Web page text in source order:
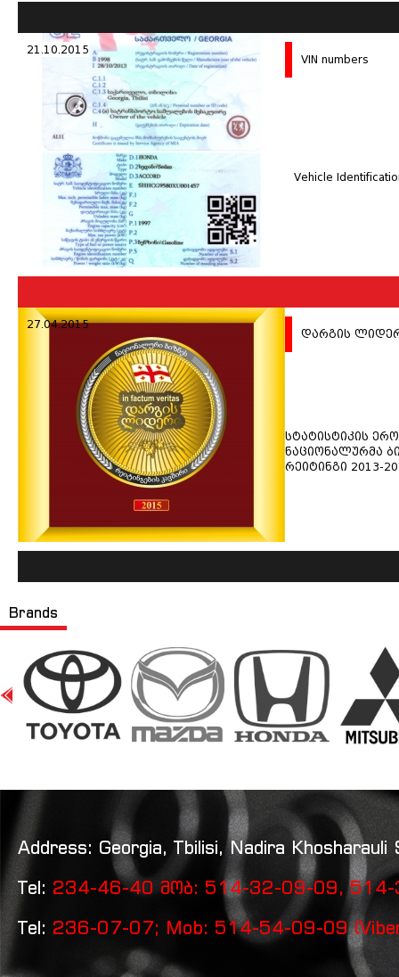
21.10.2015
VIN numbers
Vehicle
27.04.2015
დარგის
სტატისტიკის
ნაციონალურმა
რეიტინგი 2013-
Brands
Address: Georgia, Tbilisi, Nadira
Tel: 234-46-40 მობ: 514-32-09-09, 514-
Tel: 236-07-07; Mob: 514-54-09-09